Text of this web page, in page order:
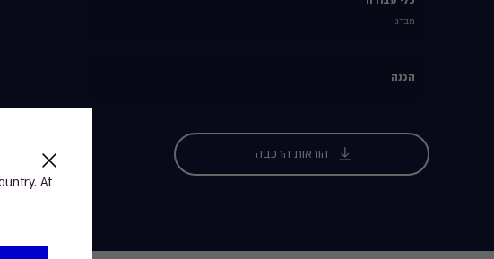
At
מברג
הכנה
הוראות הרכבה